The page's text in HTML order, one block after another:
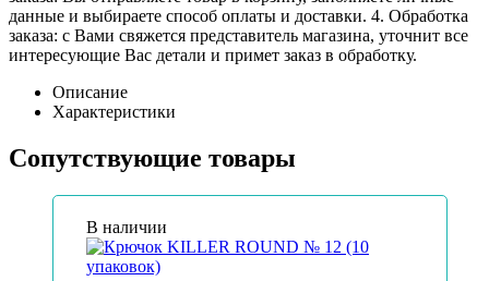
данные и выбираете способ оплаты и доставки. 4. Обработка
заказа: с Вами свяжется представитель магазина, уточнит все
интересующие Вас детали и примет заказ в обработку.
Описание
Характеристики
Сопутствующие товары
В наличии